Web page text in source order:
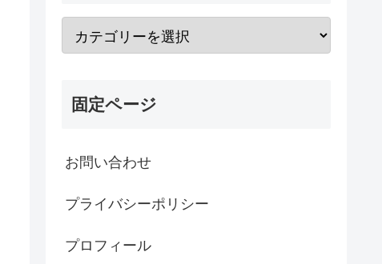
固定ページ
お問い合わせ
プライバシーポリシー
プロフィール